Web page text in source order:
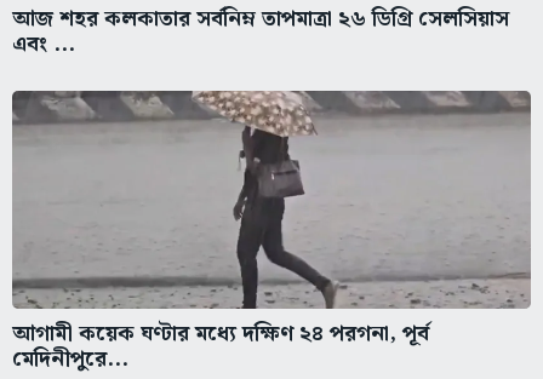
আজ শহর কলকাতার সর্বনিম্ন তাপমাত্রা ২৬ ডিগ্রি সেলসিয়াস
এবং ...
আগামী কয়েক ঘণ্টার মধ্যে দক্ষিণ ২৪ পরগনা, পূর্ব
মেদিনীপুরে...